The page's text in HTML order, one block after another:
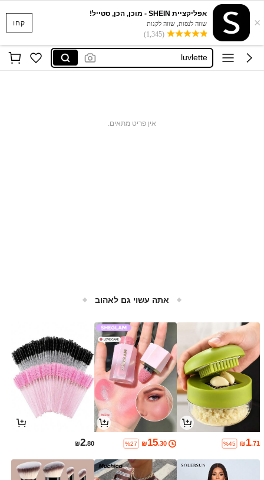
קחו ×
אפליקציית SHEIN - מוכן, הכן, סטייל!
שווה לנסות, שווה לקנות
(1,345)
musera
dazy
luvlette
אין פריט מתאים.
אתה עשוי גם לאהוב
₪1.71
%45
₪15.30
%27
₪2.80